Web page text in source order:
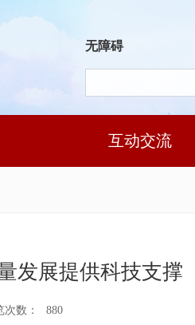
无障碍
互动交流
发展提供科技支撑
次数： 880